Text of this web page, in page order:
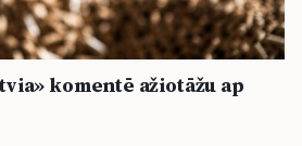
komentē ažiotāžu ap